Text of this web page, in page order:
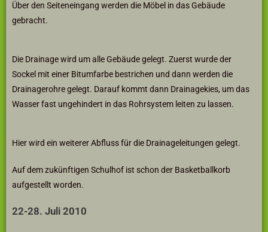
Über den Seiteneingang werden die Möbel in das Gebäude
gebracht.
Die Drainage wird um alle Gebäude gelegt. Zuerst wurde der
Sockel mit einer Bitumfarbe bestrichen und dann werden die
Drainagerohre gelegt. Darauf kommt dann Drainagekies, um das
Wasser fast ungehindert in das Rohrsystem leiten zu lassen.
Hier wird ein weiterer Abfluss für die Drainageleitungen gelegt.
Auf dem zukünftigen Schulhof ist schon der Basketballkorb
aufgestellt worden.
22-28. Juli 2010